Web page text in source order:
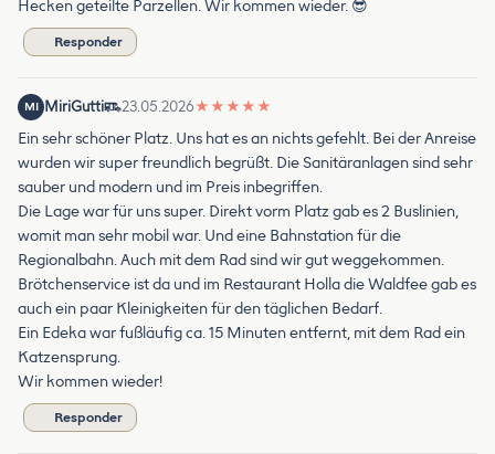
Hecken geteilte Parzellen. Wir kommen wieder. 😎
Responder
MI MiriGutti 23.05.2026★ ★ ★ ★ ★
Ein sehr schöner Platz. Uns hat es an nichts gefehlt. Bei der Anreise
wurden wir super freundlich begrüßt. Die Sanitäranlagen sind sehr
sauber und modern und im Preis inbegriffen.
Die Lage war für uns super. Direkt vorm Platz gab es 2 Buslinien,
womit man sehr mobil war. Und eine Bahnstation für die
Regionalbahn. Auch mit dem Rad sind wir gut weggekommen.
Brötchenservice ist da und im Restaurant Holla die Waldfee gab es
auch ein paar Kleinigkeiten für den täglichen Bedarf.
Ein Edeka war fußläufig ca. 15 Minuten entfernt, mit dem Rad ein
Katzensprung.
Wir kommen wieder!
Responder